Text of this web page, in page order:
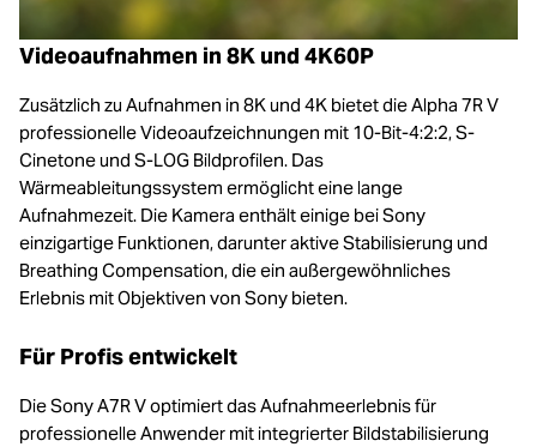
Videoaufnahmen in 8K und 4K60P
Zusätzlich zu Aufnahmen in 8K und 4K bietet die Alpha 7R V
professionelle Videoaufzeichnungen mit 10-Bit-4:2:2, S-
Cinetone und S-LOG Bildprofilen. Das
Wärmeableitungssystem ermöglicht eine lange
Aufnahmezeit. Die Kamera enthält einige bei Sony
einzigartige Funktionen, darunter aktive Stabilisierung und
Breathing Compensation, die ein außergewöhnliches
Erlebnis mit Objektiven von Sony bieten.
Für Profis entwickelt
Die Sony A7R V optimiert das Aufnahmeerlebnis für
professionelle Anwender mit integrierter Bildstabilisierung